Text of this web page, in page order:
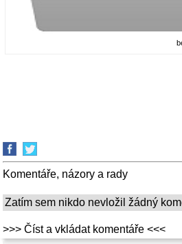
Komentáře, názory a rady
Zatím sem nikdo nevložil žádný
>>> Číst a vkládat komentáře <<<